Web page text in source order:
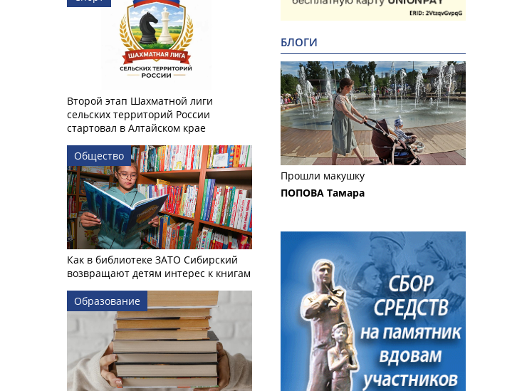
Второй этап Шахматной лиги
сельских территорий России
стартовал в Алтайском крае
Общество
Как в библиотеке ЗАТО Сибирский
возвращают детям интерес к книгам
Образование
БЛОГИ
Прошли макушку
ПОПОВА Тамара